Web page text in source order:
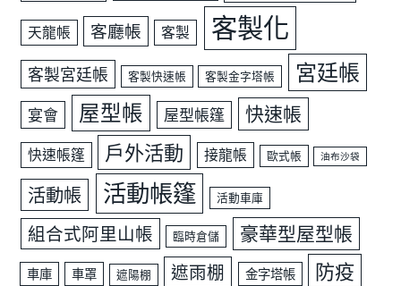
天龍帳 客廳帳 客製 客製化
客製宮廷帳 客製快速帳 客製金字塔帳 宮廷帳
宴會 屋型帳 屋型帳篷 快速帳
快速帳篷 戶外活動 接龍帳 歐式帳 油布沙袋
活動帳 活動帳篷 活動車庫
組合式阿里山帳 臨時倉儲 豪華型屋型帳
車庫 車罩 遮陽棚 遮雨棚 金字塔帳 防疫